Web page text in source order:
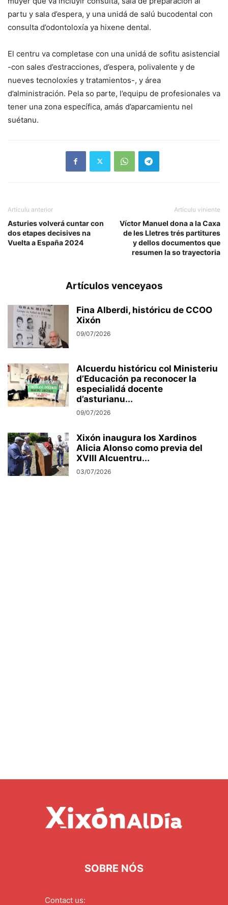
partu y sala d’espera, y una unidá de salú bucodental con
consulta d’odontoloxía ya hixene dental.
El centru va completase con una unidá de sofitu asistencial
-con sales d’estracciones, d’espera, polivalente y de
nueves tecnoloxíes y tratamientos-, y área
d’alministración. Pela so parte, l’equipu de profesionales va
tener una zona específica, amás d’aparcamientu nel
suétanu.
Artículu anterior
Asturies volverá cuntar con
dos etapes decisives na
Vuelta a España 2024
Artículu viniente
Víctor Manuel dona a la Caxa
de les Lletres trés partitures
y dellos documentos que
resumen la so trayectoria
Artículos venceyaos
Fina Alberdi, históricu de CCOO
Xixón
09/07/2026
Alcuerdu históricu col Ministeriu
d’Educación pa reconocer la
especialidá docente
d’asturianu...
09/07/2026
Xixón inaugura los Xardinos
Alicia Alonso como previa del
XVIII Alcuentru...
03/07/2026
SOBRE NÓS
Contact us: